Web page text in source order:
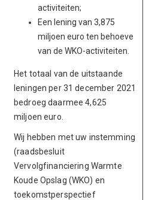
activiteiten;
Een lening van 3,875
miljoen euro ten behoeve
van de WKO-activiteiten.
Het totaal van de uitstaande
leningen per 31 december 2021
bedroeg daarmee 4,625
miljoen euro.
Wij hebben met uw instemming
(raadsbesluit
Vervolgfinanciering Warmte
Koude Opslag (WKO) en
toekomstperspectief